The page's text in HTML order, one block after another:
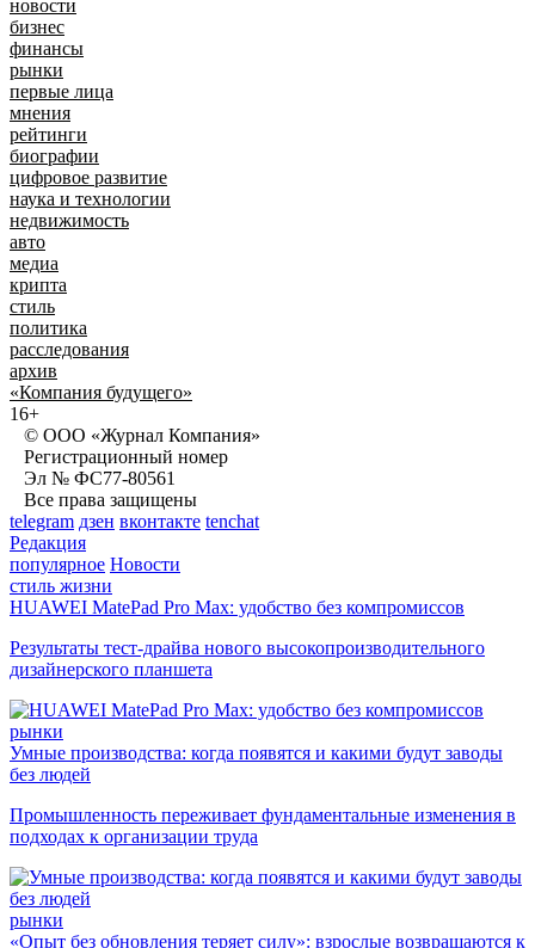
новости
бизнес
финансы
рынки
первые лица
мнения
рейтинги
биографии
цифровое развитие
наука и технологии
недвижимость
авто
медиа
крипта
стиль
политика
расследования
архив
«Компания будущего»
16+
© ООО «Журнал Компания»
Регистрационный номер
Эл № ФС77-80561
Все права защищены
telegram дзен вконтакте tenchat
Редакция
популярное Новости
стиль жизни
HUAWEI MatePad Pro Max: удобство без компромиссов
Результаты тест-драйва нового высокопроизводительного
дизайнерского планшета
рынки
Умные производства: когда появятся и какими будут заводы
без людей
Промышленность переживает фундаментальные изменения в
подходах к организации труда
рынки
«Опыт без обновления теряет силу»: взрослые возвращаются к